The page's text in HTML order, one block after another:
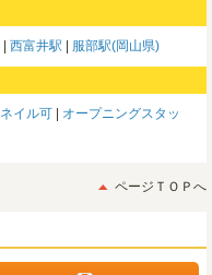
西富井駅 服部駅(岡山県)
ネイル可
オープニングスタッ
ページＴＯＰへ